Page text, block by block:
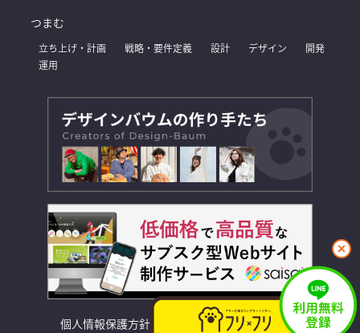
閉
じ
る
つまむ
立ち上げ・計画 戦略・要件定義 設計 デザイン
開発
運用
個人情報保護方針 利用規約 お問い合わせ